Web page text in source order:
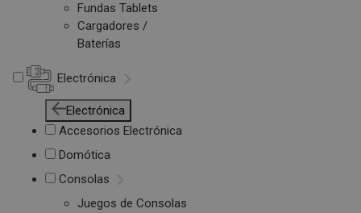
Fundas Tablets
Cargadores /
Baterías
Electrónica
Electrónica
Accesorios Electrónica
Domótica
Consolas
Juegos de Consolas